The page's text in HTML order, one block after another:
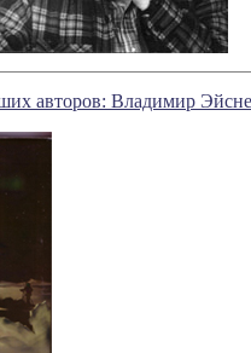
авторов: Владимир